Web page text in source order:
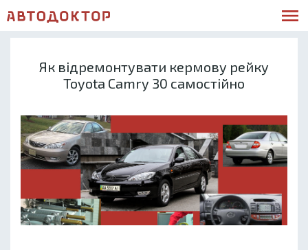
Як відремонтувати кермову рейку
Toyota Camry 30 самостійно